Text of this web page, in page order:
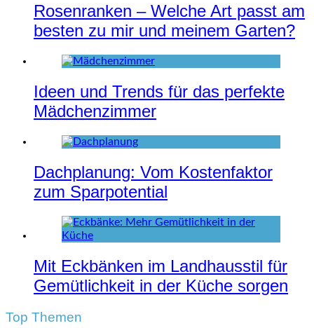
Rosenranken – Welche Art passt am
besten zu mir und meinem Garten?
Ideen und Trends für das perfekte
Mädchenzimmer
Dachplanung: Vom Kostenfaktor
zum Sparpotential
Mit Eckbänken im Landhausstil für
Gemütlichkeit in der Küche sorgen
Top Themen